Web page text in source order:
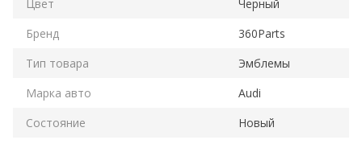
Цвет
Черный
Бренд
360Parts
Тип товара
Эмблемы
Марка авто
Audi
Состояние
Новый